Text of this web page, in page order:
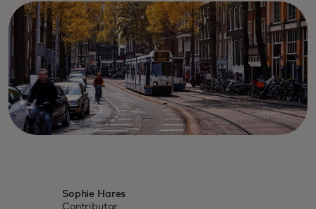
Sophie Hares
Contributor